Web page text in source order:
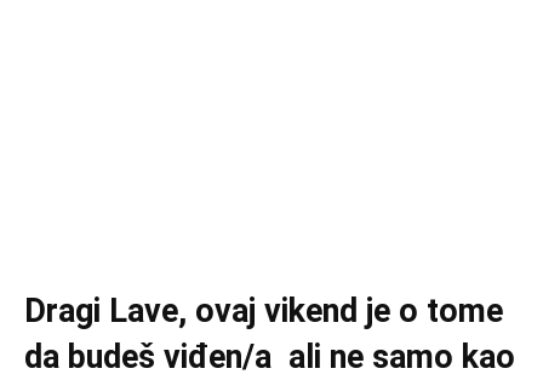
Dragi Lave, ovaj vikend je o tome
da budeš viđen/a ali ne samo kao